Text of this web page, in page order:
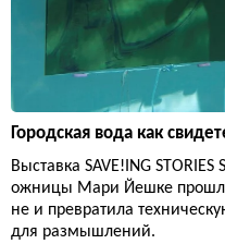
Городская вода как
Выставка SAVE!ING
ожницы Мари Йешке прошла
не и превратила
для размышлений.